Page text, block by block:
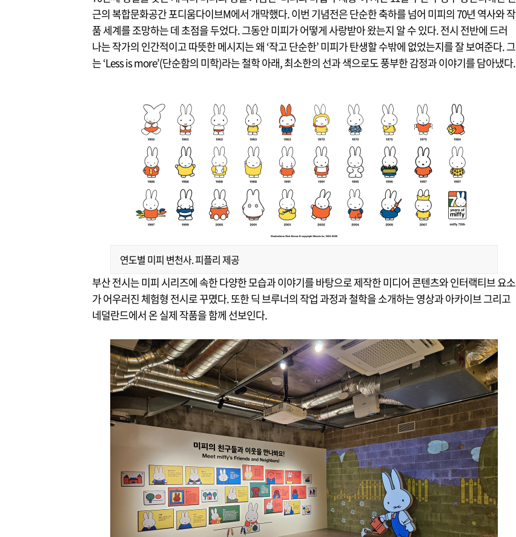
근의 복합문화공간 포디움다이브M에서 개막했다. 이번 기념전은 단순한 축하를 넘어 미피의 70년 역사와 작
품 세계를 조망하는 데 초점을 두었다. 그동안 미피가 어떻게 사랑받아 왔는지 알 수 있다. 전시 전반에 드러
나는 작가의 인간적이고 따뜻한 메시지는 왜 ‘작고 단순한’ 미피가 탄생할 수밖에 없었는지를 잘 보여준다. 그
는 ‘Less is more’(단순함의 미학)라는 철학 아래, 최소한의 선과 색으로도 풍부한 감정과 이야기를 담아냈다.
연도별 미피 변천사. 피플리 제공
부산 전시는 미피 시리즈에 속한 다양한 모습과 이야기를 바탕으로 제작한 미디어 콘텐츠와 인터랙티브 요소
가 어우러진 체험형 전시로 꾸몄다. 또한 딕 브루너의 작업 과정과 철학을 소개하는 영상과 아카이브 그리고
네덜란드에서 온 실제 작품을 함께 선보인다.